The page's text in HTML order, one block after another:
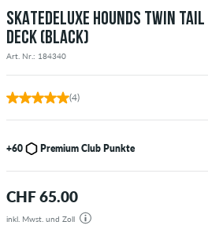
SKATEDELUXE HOUNDS TWIN
DECK (BLACK)
Art. Nr.: 184340
(4)
+60 Premium Club Punkte
CHF 65.00
inkl. Mwst. und Zoll